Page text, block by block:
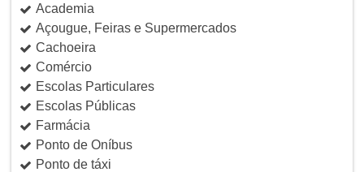
Academia
Açougue, Feiras e Supermercados
Cachoeira
Comércio
Escolas Particulares
Escolas Públicas
Farmácia
Ponto de Oníbus
Ponto de táxi